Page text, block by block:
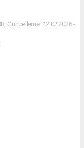
Güncelleme: 12.02.2026 -